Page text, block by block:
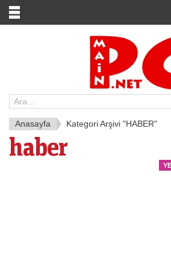
Anasayfa Kategori Arşivi "HABER"
haber
Facebook Alışverişe El Atıyor